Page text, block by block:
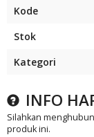
Kode
Stok
Kategori
INFO
Silahkan
produk ini.